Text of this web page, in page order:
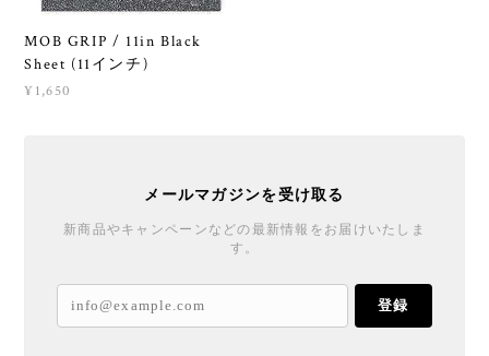
MOB GRIP / 11in Black
Sheet (11インチ)
¥1,650
メールマガジンを受け取る
新商品やキャンペーンなどの最新情報をお届けいたしま
す。
登録